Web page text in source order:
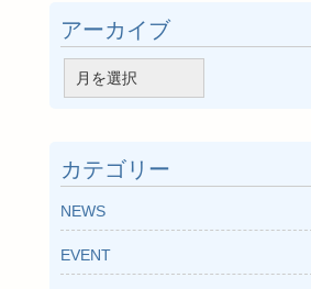
アーカイブ
ー
ブ
カテゴリー
NEWS
EVENT